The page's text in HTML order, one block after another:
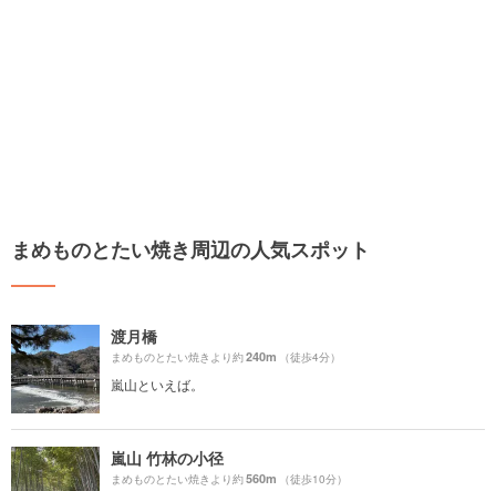
まめものとたい焼き周辺の人気スポット
渡月橋
まめものとたい焼きより約240m （徒歩4分）
嵐山といえば。
嵐山 竹林の小径
まめものとたい焼きより約560m （徒歩10分）